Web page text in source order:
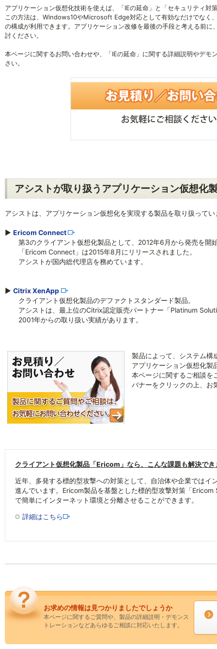
アプリケーション仮想化技術を使えば、「IEの延命」と「セキュリティ対
この方法は、Windows10やMicrosoft Edge対応として有効なだけでなく
の構成が利用できます。アプリケーション改修を最後の手段と考える前
討ください。
本ページに関するお問い合わせや、「IEの延命」に関する詳細説明やデモ
さい。
アシストが取り扱うアプリケーション仮想化
アシストは、アプリケーション仮想化を実現する製品を取り扱ってい
▶ Ericom Connect
第3のクライアント仮想化製品として、2012年6月から発売を開
「Ericom Connect」は2015年8月にリリースされました。
アシストが国内総代理店を務めています。
▶ Citrix XenApp
クライアント仮想化製品のデファクトスタンダード製品。
アシストは、最上位のCitrix認定販売パートナー「Platinum
2001年からの取り扱い実績があります。
製品によって、システム構
アプリケーション仮想化製
本ページに関するご相談を
バナーをクリックの上、お
クライアント仮想化製品「Ericom」なら、こんな課題も解決でき
近年、多発する標的型攻撃への対策として、自治体や企業ではイ
進んでいます。Ericom製品を基盤とした標的型攻撃対策「
で簡単にインターネット環境と分離させることができます。
詳細はこちら
お求めの情報は見つかりましたでしょうか
本ページに関するご質問や、製品の詳細説明・デモンス
トレーションなどあらゆるご相談に対応いたします。